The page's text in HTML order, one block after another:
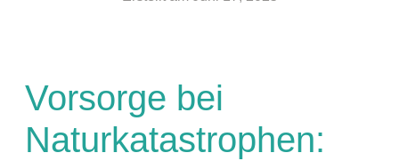
Vorsorge bei
Naturkatastrophen: